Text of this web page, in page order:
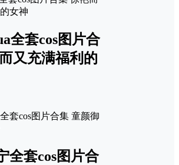
全套cos图片合
又充满福利的
全套cos图片合